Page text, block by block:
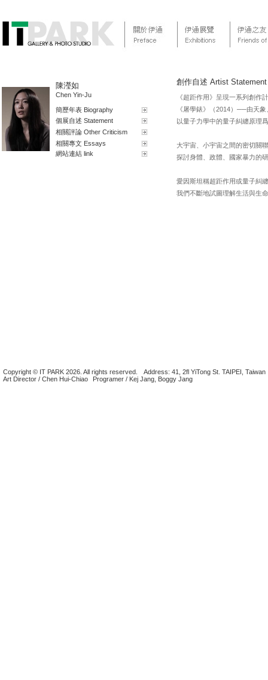
陳瀅如
Chen Yin-Ju
簡歷年表 Biography
個展自述 Statement
相關評論 Other Criticism
相關專文 Essays
網站連結 link
創作自述 Artist Statement
《超距作用》呈現一系列創
《屠學錶》（2014）──由天
以量子力學中的量子糾纏原理
大宇宙、小宇宙之間的密切關
探討身體、政體、國家暴力的
愛因斯坦稱超距作用或量子糾
我們不斷地試圖理解生活與生
Copyright © IT PARK 2026. All rights reserved.
Address: 41, 2fl YiTong St. TAIPEI, Taiwan
Art Director / Chen Hui-Chiao
Programer / Kej Jang, Boggy Jang